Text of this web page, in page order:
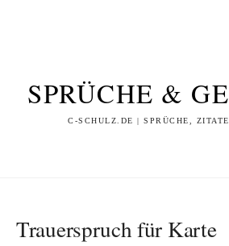
SPRÜCHE &
C-SCHULZ.DE | SPRÜCHE,
Trauerspruch für Karte